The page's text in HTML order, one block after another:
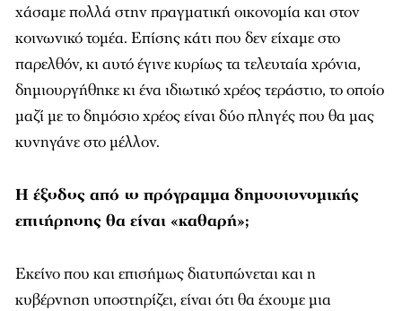
χάσαμε πολλά στην πραγματική οικονομία και στον
κοινωνικό τομέα. Επίσης κάτι που δεν είχαμε στο
παρελθόν, κι αυτό έγινε κυρίως τα τελευταία χρόνια,
δημιουργήθηκε κι ένα ιδιωτικό χρέος τεράστιο, το οποίο
μαζί με το δημόσιο χρέος είναι δύο πληγές που θα μας
κυνηγάνε στο μέλλον.
Η έξοδος από το πρόγραμμα δημοσιονομικής
επιτήρησης θα είναι «καθαρή»;
Εκείνο που και επισήμως διατυπώνεται και η
κυβέρνηση υποστηρίζει, είναι ότι θα έχουμε μια